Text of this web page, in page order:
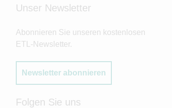
Unser Newsletter
Abonnieren Sie unseren kostenlosen
ETL-Newsletter.
Newsletter abonnieren
Folgen Sie uns